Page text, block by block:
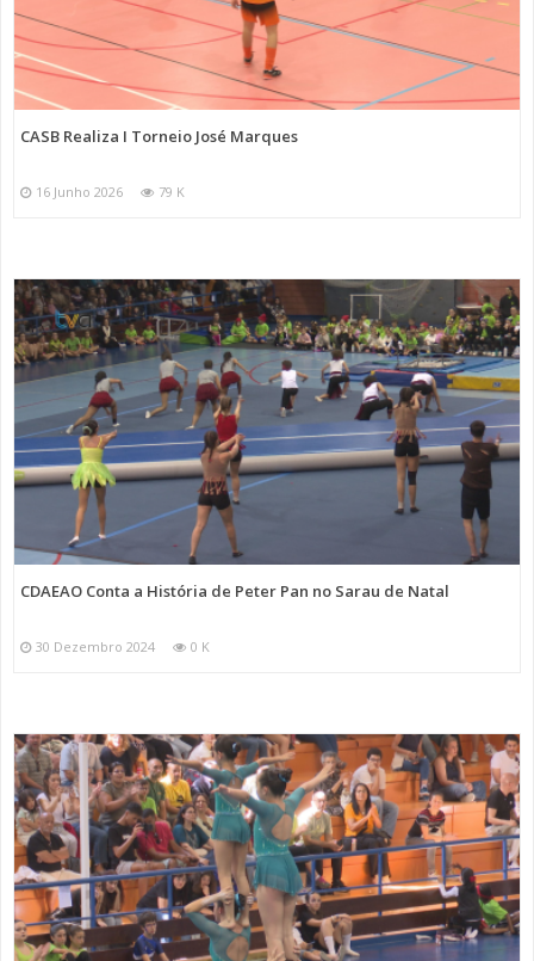
CASB Realiza I Torneio José Marques
16 Junho 2026 79 K
CDAEAO Conta a História de Peter Pan no Sarau de Natal
30 Dezembro 2024 0 K